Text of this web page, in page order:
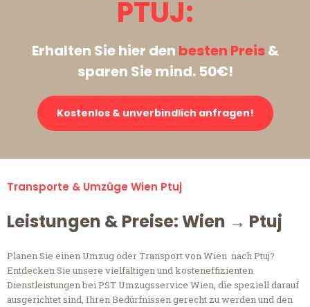
PTUJ:
Erhalten Sie hier den besten Preis&
sparen Sie mind. 50€!
Kostenlos & unverbindlich anfragen!
Transporte & Umzüge Wien Ptuj
Leistungen & Preise: Wien → Ptuj
Planen Sie einen Umzug oder Transport von Wien nach Ptuj?
Entdecken Sie unsere vielfältigen und kosteneffizienten
Dienstleistungen bei PST Umzugsservice Wien, die speziell darauf
ausgerichtet sind, Ihren Bedürfnissen gerecht zu werden und den